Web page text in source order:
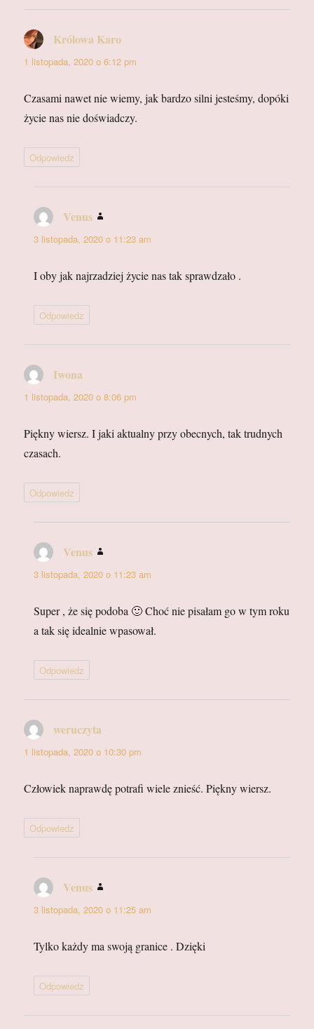
Królowa Karo
1 listopada, 2020 o 6:12 pm
Czasami nawet nie wiemy, jak bardzo silni jesteśmy, dopóki
życie nas nie doświadczy.
Odpowiedz
Venus
3 listopada, 2020 o 11:23 am
I oby jak najrzadziej życie nas tak sprawdzało .
Odpowiedz
Iwona
1 listopada, 2020 o 8:06 pm
Piękny wiersz. I jaki aktualny przy obecnych, tak trudnych
czasach.
Odpowiedz
Venus
3 listopada, 2020 o 11:23 am
Super , że się podoba 🙂 Choć nie pisałam go w tym roku
a tak się idealnie wpasował.
Odpowiedz
weruczyta
1 listopada, 2020 o 10:30 pm
Człowiek naprawdę potrafi wiele znieść. Piękny wiersz.
Odpowiedz
Venus
3 listopada, 2020 o 11:25 am
Tylko każdy ma swoją granice . Dzięki
Odpowiedz